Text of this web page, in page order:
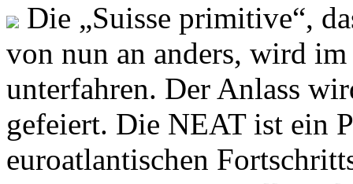
Die „Suisse primitive“,
von nun an anders, wird
unterfahren. Der Anlass
gefeiert. Die NEAT ist ein
euroatlantischen